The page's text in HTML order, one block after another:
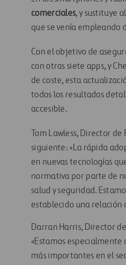
comerciales, y sustituye
que se venía empleando
Con el objetivo de
con otras siete apps, y
de coste, esta
todos los resultados
accesible.
Tom Lawless, Director
siguiente: «La rápida
en nuevas tecnologías
normativa por parte de
salud y seguridad.
establecido una relación
Darran Harris, Director
«Estamos
más importantes en el